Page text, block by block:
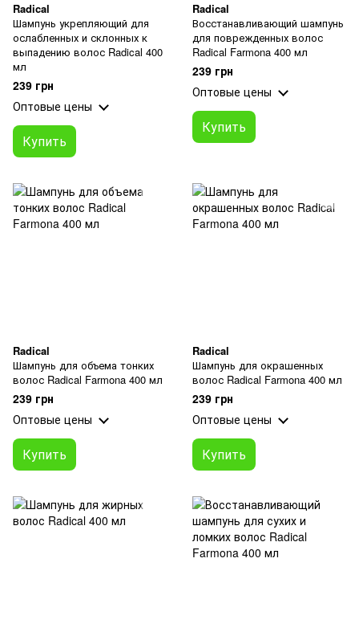
Radical
Шампунь укрепляющий для
ослабленных и склонных к
выпадению волос Radical 400
мл
239 грн
Оптовые цены
Купить
Radical
Восстанавливающий шампунь
для поврежденных волос
Radical Farmona 400 мл
239 грн
Оптовые цены
Купить
Radical
Шампунь для объема тонких
волос Radical Farmona 400 мл
239 грн
Оптовые цены
Купить
Radical
Шампунь для окрашенных
волос Radical Farmona 400 мл
239 грн
Оптовые цены
Купить